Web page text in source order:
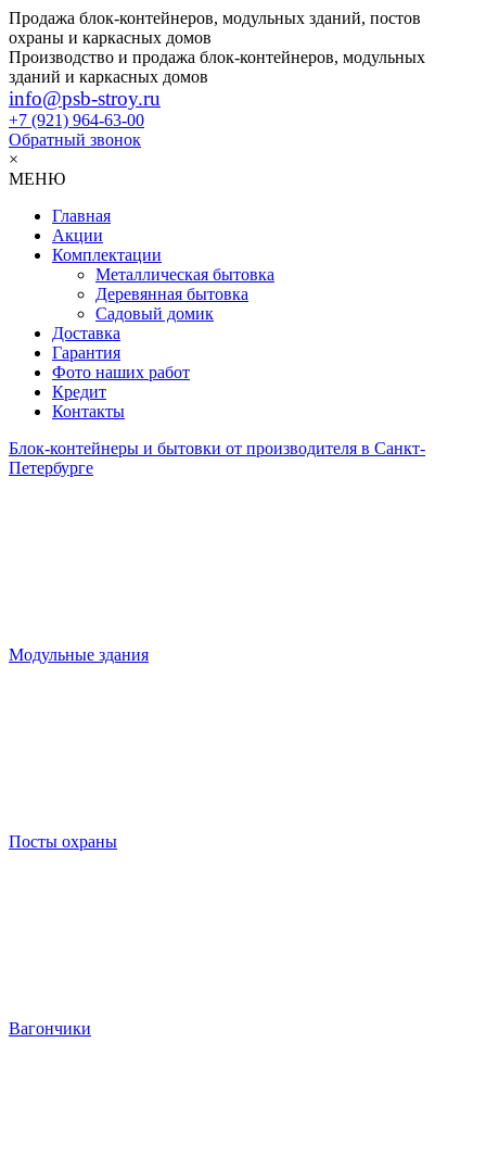
Продажа блок-контейнеров, модульных зданий, постов
охраны и каркасных домов
Производство и продажа блок-контейнеров, модульных
зданий и каркасных домов
info@psb-stroy.ru
+7 (921) 964-63-00
Обратный звонок
×
МЕНЮ
Главная
Акции
Комплектации
Металлическая бытовка
Деревянная бытовка
Садовый домик
Доставка
Гарантия
Фото наших работ
Кредит
Контакты
Блок-контейнеры и бытовки от производителя в Санкт-
Петербурге
Модульные здания
Посты охраны
Вагончики